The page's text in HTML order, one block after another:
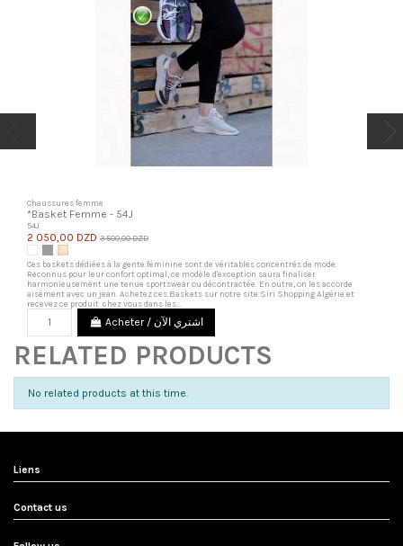
Chaussures femme
*Basket Femme - 54J
54J
2 050,00 DZD 3 500,00 DZD
Blanc
GrisBeige Clair
Ces baskets dédiées à la gente féminine sont de véritables concentrés de mode.
Reconnus pour leur confort optimal, ce modèle d'exception saura finaliser
harmonieusement une tenue sportswear ou décontractée. En outre, on les accorde
aisément avec un jean. Achetez ces Baskets sur notre site Siri Shopping Algérie et
recevez ce produit chez vous dans les...
Acheter / اشتري الآن
RELATED PRODUCTS
No related products at this time.
Liens
Contact us